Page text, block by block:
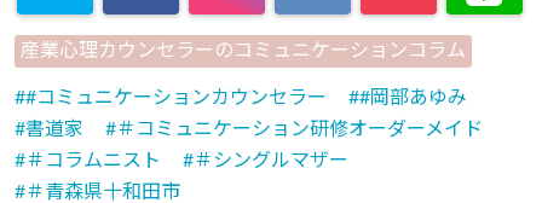
産業心理カウンセラーのコミュニケーションコラム
#コミュニケーションカウンセラー
#岡部あゆみ
書道家
＃コミュニケーション研修オーダーメイド
＃コラムニスト
＃シングルマザー
＃青森県十和田市